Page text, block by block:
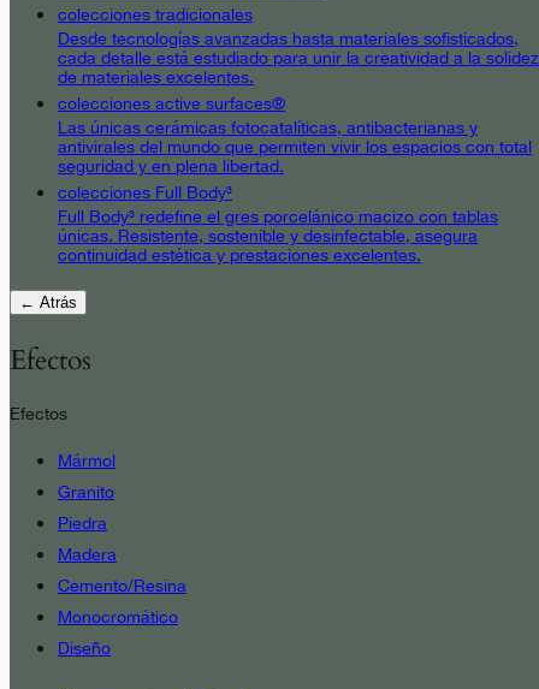
colecciones tradicionales
Desde tecnologías avanzadas hasta materiales sofisticados,
cada detalle está estudiado para unir la creatividad a la solidez
de materiales excelentes.
colecciones active surfaces®
Las únicas cerámicas fotocatalíticas, antibacterianas y
antivirales del mundo que permiten vivir los espacios con total
seguridad y en plena libertad.
colecciones Full Body³
Full Body³ redefine el gres porcelánico macizo con tablas
únicas. Resistente, sostenible y desinfectable, asegura
continuidad estética y prestaciones excelentes.
← Atrás
Efectos
Efectos
Mármol
Granito
Piedra
Madera
Cemento/Resina
Monocromático
Diseño